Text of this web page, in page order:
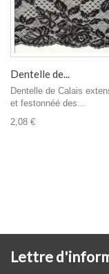
Dentelle de...
Dentelle de Calais
et festonnéé des...
2,08 €
Lettre